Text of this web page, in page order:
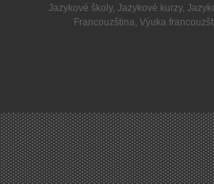
Jazykové školy, Jazykové kurzy,
Francouzština,Výuka